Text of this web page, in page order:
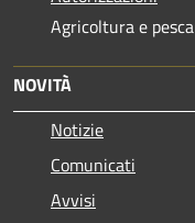
Agricoltura e pesca
NOVITÀ
Notizie
Comunicati
Avvisi